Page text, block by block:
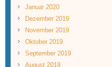
Januar 2020
Dezember 2019
November 2019
Oktober 2019
September 2019
August 2019